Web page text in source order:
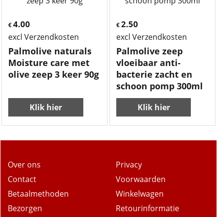
€ 4.00
excl Verzendkosten
Palmolive naturals
Moisture care met
olive zeep 3 keer 90g
Klik hier
€2.50
excl Verzendkosten
Palmolive zeep
vloeibaar anti-
bacterie zacht en
schoon pomp 300ml
Klik hier
Over ons
Contact
Betaalmethoden
Bezorgen
Privacy
Voorwaarden
Winkelwagen
Retourinformatie